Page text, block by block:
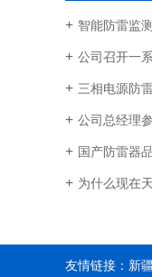
智能防雷监
公司召开一
三相电源防
公司总经理
国产防雷器
为什么现在
友情链接： 新